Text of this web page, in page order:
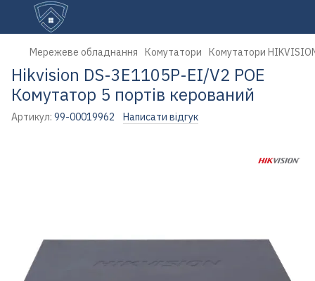
Мережеве обладнання Комутатори Комутатори
Hikvision DS-3E1105P-EI/V2 POE
Комутатор 5 портів керований
Артикул: 99-00019962 Написати відгук